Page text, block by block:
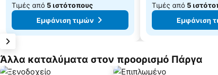
Τιμές από 5 ιστότοπους
Εμφάνιση τιμών
Τιμές από 5
Εμφάνιση
Άλλα καταλύματα στον προορισμό Πάργα